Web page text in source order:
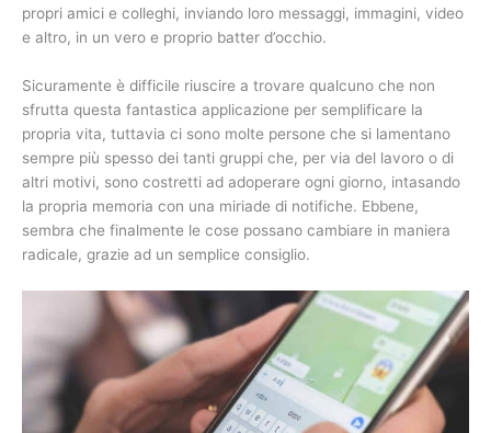
propri amici e colleghi, inviando loro messaggi, immagini, video
e altro, in un vero e proprio batter d’occhio.
Sicuramente è difficile riuscire a trovare qualcuno che non
sfrutta questa fantastica applicazione per semplificare la
propria vita, tuttavia ci sono molte persone che si lamentano
sempre più spesso dei tanti gruppi che, per via del lavoro o di
altri motivi, sono costretti ad adoperare ogni giorno, intasando
la propria memoria con una miriade di notifiche. Ebbene,
sembra che finalmente le cose possano cambiare in maniera
radicale, grazie ad un semplice consiglio.